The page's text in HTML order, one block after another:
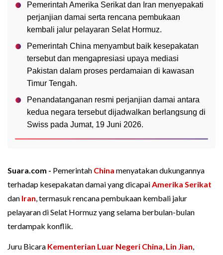
Pemerintah Amerika Serikat dan Iran menyepakati
perjanjian damai serta rencana pembukaan
kembali jalur pelayaran Selat Hormuz.
Pemerintah China menyambut baik kesepakatan
tersebut dan mengapresiasi upaya mediasi
Pakistan dalam proses perdamaian di kawasan
Timur Tengah.
Penandatanganan resmi perjanjian damai antara
kedua negara tersebut dijadwalkan berlangsung di
Swiss pada Jumat, 19 Juni 2026.
Suara.com - Pemerintah China menyatakan dukungannya
terhadap kesepakatan damai yang dicapaiAmerika Serikat
dan Iran, termasuk rencana pembukaan kembali jalur
pelayaran di Selat Hormuz yang selama berbulan-bulan
terdampak konflik.
Juru Bicara Kementerian Luar Negeri China, Lin Jian,